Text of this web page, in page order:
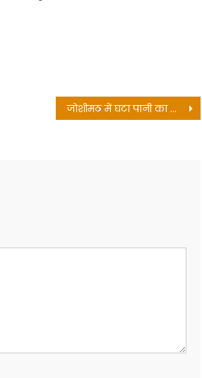
जोशीमठ में घटा पानी का डिस्चार्ज, दरारों वाले भवनों की संख्या में भी बढ़ोतरी नहीं